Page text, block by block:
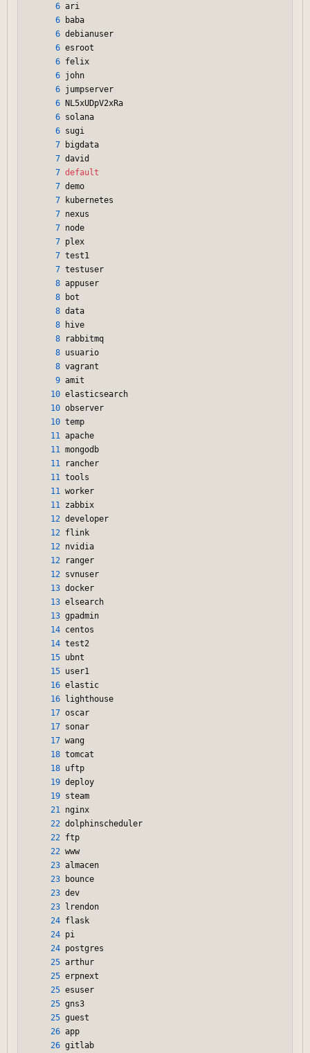
6 ari
6 baba
6 debianuser
6 esroot
6 felix
6 john
6 jumpserver
6 NL5xUDpV2xRa
6 solana
6 sugi
7 bigdata
7 david
7 default
7 demo
7 kubernetes
7 nexus
7 node
7 plex
7 test1
7 testuser
8 appuser
8 bot
8 data
8 hive
8 rabbitmq
8 usuario
8 vagrant
9 amit
10 elasticsearch
10 observer
10 temp
11 apache
11 mongodb
11 rancher
11 tools
11 worker
11 zabbix
12 developer
12 flink
12 nvidia
12 ranger
12 svnuser
13 docker
13 elsearch
13 gpadmin
14 centos
14 test2
15 ubnt
15 user1
16 elastic
16 lighthouse
17 oscar
17 sonar
17 wang
18 tomcat
18 uftp
19 deploy
19 steam
21 nginx
22 dolphinscheduler
22 ftp
22 www
23 almacen
23 bounce
23 dev
23 lrendon
24 flask
24 pi
24 postgres
25 arthur
25 erpnext
25 esuser
25 gns3
25 guest
26 app
26 gitlab